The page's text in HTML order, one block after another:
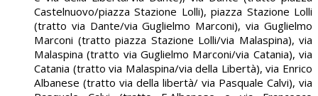
Castelnuovo/piazza Stazione Lolli), piazza Stazione Lolli
(tratto via Dante/via Guglielmo Marconi), via Guglielmo
Marconi (tratto piazza Stazione Lolli/via Malaspina), via
Malaspina (tratto via Guglielmo Marconi/via Catania), via
Catania (tratto via Malaspina/via della Libertà), via Enrico
Albanese (tratto via della libertà/ via Pasquale Calvi), via